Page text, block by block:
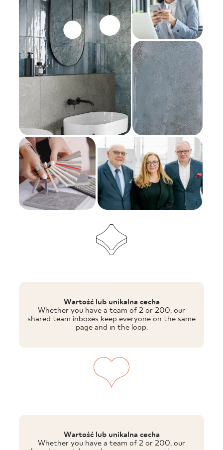
Wartość lub unikalna cecha
Whether you have a team of 2 or 200, our
shared team inboxes keep everyone on the same
page and in the loop.
Wartość lub unikalna cecha
Whether you have a team of 2 or 200, our